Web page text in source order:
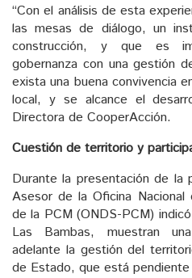
“Con el análisis de esta
las mesas de diálogo, un
construcción, y que es
gobernanza con una gestión
exista una buena convivencia
local, y se alcance el
Directora de CooperAcción.
Cuestión de territorio y
Durante la presentación de la
Asesor de la Oficina
de la PCM (ONDS-PCM)
Las Bambas, muestran
adelante la gestión del
de Estado, que está pendiente